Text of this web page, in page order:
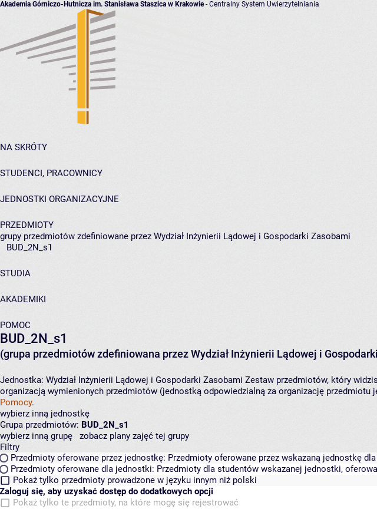
Akademia Górniczo-Hutnicza im. Stanisława Staszica w Krakowie- Centralny System Uwierzytelniania
NA SKRÓTY
STUDENCI, PRACOWNICY
JEDNOSTKI ORGANIZACYJNE
PRZEDMIOTY
grupy przedmiotów zdefiniowane przez Wydział Inżynierii Lądowej i Gospodarki Zasobami
BUD_2N_s1
STUDIA
AKADEMIKI
POMOC
BUD_2N_s1
(grupa przedmiotów zdefiniowana przez Wydział Inżynierii Lądowej i
Jednostka: Wydział Inżynierii Lądowej i Gospodarki Zasobami Zestaw przedmiotów, który
organizacją wymienionych przedmiotów (jednostką odpowiedzialną za organizację
Pomocy.
wybierz inną jednostkę
Grupa przedmiotów: BUD_2N_s1
wybierz inną grupę
zobacz plany zajęć tej grupy
Filtry
Przedmioty oferowane przez jednostkę: Przedmioty oferowane przez wskazaną jednostkę
Przedmioty oferowane dla jednostki: Przedmioty dla studentów wskazanej jednostki,
Pokaż tylko przedmioty prowadzone w języku innym niż polski
Zaloguj się, aby uzyskać dostęp do dodatkowych opcji
Pokaż tylko te przedmioty, na które mogę się rejestrować